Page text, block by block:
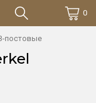
0
постовые